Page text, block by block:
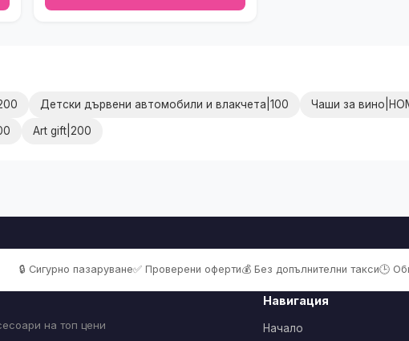
Детски дървени автомобили и влакчета|100 Чаши за
Art gift|200
🔒 Сигурно пазаруване✅ Проверени оферти💰 Без допълнителни такси🕒
на топ цени
Навигация
Начало